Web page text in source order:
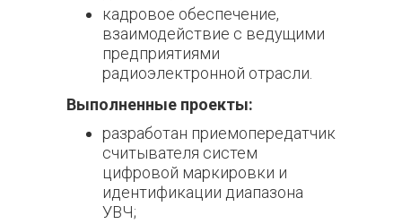
кадровое обеспечение,
взаимодействие с ведущими
предприятиями
радиоэлектронной отрасли.
Выполненные проекты:
разработан приемопередатчик
считывателя систем
цифровой маркировки и
идентификации диапазона
УВЧ;